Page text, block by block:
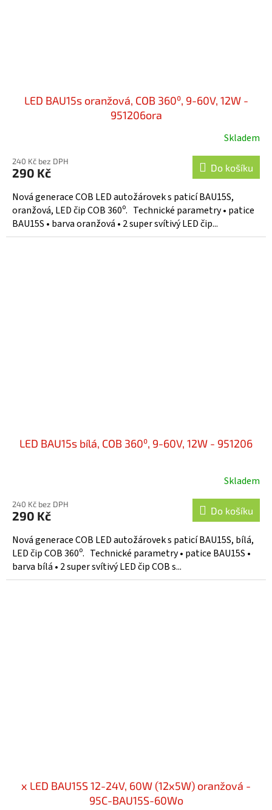
LED BAU15s oranžová, COB 360⁰, 9-60V, 12W -
951206ora
Skladem
240 Kč bez DPH
290 Kč Do košíku
Nová generace COB LED autožárovek s paticí BAU15S,
oranžová, LED čip COB 360⁰. Technické parametry • patice
BAU15S • barva oranžová • 2 super svítivý LED čip...
LED BAU15s bílá, COB 360⁰, 9-60V, 12W - 951206
Skladem
240 Kč bez DPH
290 Kč Do košíku
Nová generace COB LED autožárovek s paticí BAU15S, bílá,
LED čip COB 360⁰. Technické parametry • patice BAU15S •
barva bílá • 2 super svítivý LED čip COB s...
x LED BAU15S 12-24V, 60W (12x5W) oranžová -
95C-BAU15S-60Wo